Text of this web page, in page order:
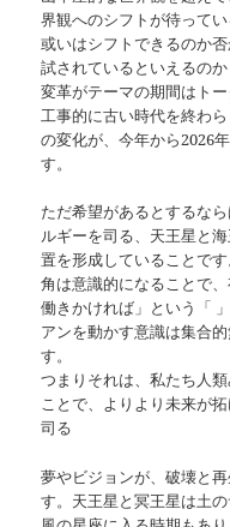
界観へのシフトが待ってい
或いはシフトできるのか
試されているといえるのか
変革がテーマの期間はト
工事的に古い時代を終わ
の変化が、今年から2026
す。
ただ希望があるとするな
ルギーを司る、天王星と
置を形成していることで
角は意識的になることで
働きかければ」という「
アンを動かす意識は集合
す。
つまりそれは、私たち人
ことで、よりより未来が
司る
夢やビジョンが、破壊と
す。天王星と冥王星は土